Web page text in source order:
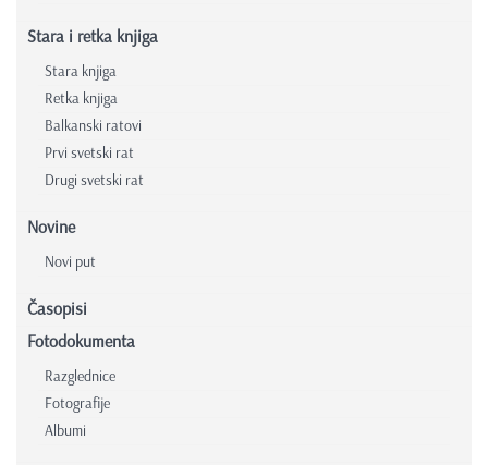
Stara i retka knjiga
Stara knjiga
Retka knjiga
Balkanski ratovi
Prvi svetski rat
Drugi svetski rat
Novine
Novi put
Časopisi
Fotodokumenta
Razglednice
Fotografije
Albumi